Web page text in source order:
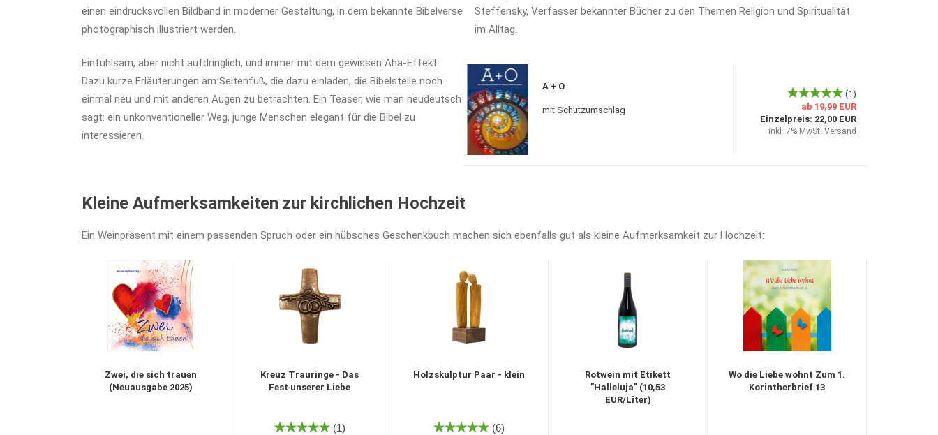
einen eindrucksvollen Bildband in moderner Gestaltung, in dem bekannte Bibelverse
photographisch illustriert werden.
Einfühlsam, aber nicht aufdringlich, und immer mit dem gewissen Aha-Effekt.
Dazu kurze Erläuterungen am Seitenfuß, die dazu einladen, die Bibelstelle noch
einmal neu und mit anderen Augen zu betrachten. Ein Teaser, wie man neudeutsch
sagt: ein unkonventioneller Weg, junge Menschen elegant für die Bibel zu
interessieren.
Steffensky, Verfasser bekannter Bücher zu den Themen Religion und Spiritualität
im Alltag.
A + O
mit Schutzumschlag
(1)
ab 19,99 EUR
Einzelpreis: 22,00 EUR
inkl. 7% MwSt. Versand
Kleine Aufmerksamkeiten zur kirchlichen Hochzeit
Ein Weinpräsent mit einem passenden Spruch oder ein hübsches Geschenkbuch machen sich ebenfalls gut als kleine Aufmerksamkeit zur Hochzeit:
Zwei, die sich trauen
(Neuausgabe 2025)
Kreuz Trauringe - Das
Fest unserer Liebe
(1)
Holzskulptur Paar - klein
(6)
Rotwein mit Etikett
"Halleluja" (10,53
EUR/Liter)
Wo die Liebe wohnt Zum 1.
Korintherbrief 13